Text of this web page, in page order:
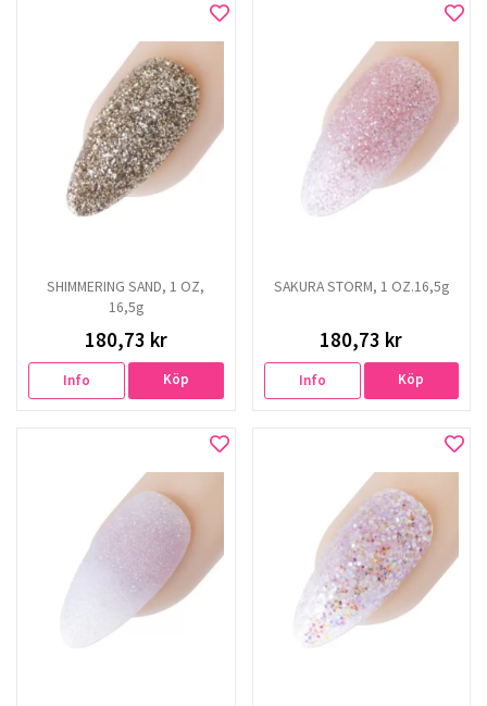
SHIMMERING SAND, 1 OZ,
16,5g
180,73 kr
Info Köp
SAKURA STORM, 1 OZ.16,5g
180,73 kr
Info Köp